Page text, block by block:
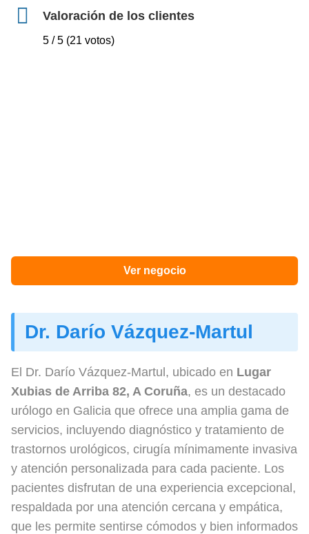
Valoración de los clientes
5 / 5 (21 votos)
Ver negocio
Dr. Darío Vázquez-Martul
El Dr. Darío Vázquez-Martul, ubicado en Lugar
Xubias de Arriba 82, A Coruña, es un destacado
urólogo en Galicia que ofrece una amplia gama de
servicios, incluyendo diagnóstico y tratamiento de
trastornos urológicos, cirugía mínimamente invasiva
y atención personalizada para cada paciente. Los
pacientes disfrutan de una experiencia excepcional,
respaldada por una atención cercana y empática,
que les permite sentirse cómodos y bien informados